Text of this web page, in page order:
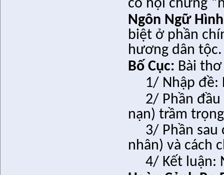
có hội chứng
Ngôn Ngữ
biệt ở phần
hương dân tộc.
Bố Cục: Bài
1/ Nhập đề:
2/ Phần
nạn) trầm
3/ Phần sau
nhân) và cách
4/ Kết luận: